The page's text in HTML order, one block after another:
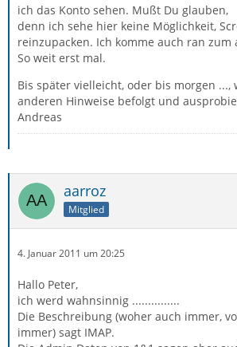
ich das Konto sehen. Mußt Du glauben,
denn ich sehe hier keine Möglichkeit,
reinzupacken. Ich komme auch ran
So weit erst mal.
Bis später vielleicht, oder bis morgen ...,
anderen Hinweise befolgt und
Andreas
aarroz
Mitglied
4. Januar 2011 um 20:25
Hallo Peter,
ich werd wahnsinnig ...............
Die Beschreibung (woher auch immer,
immer) sagt IMAP.